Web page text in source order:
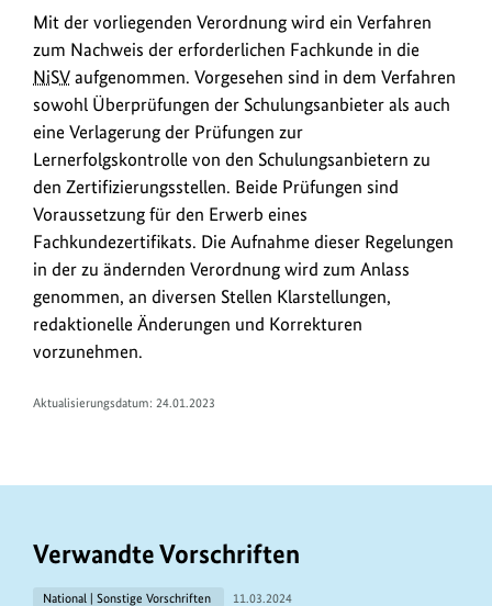
Mit der vorliegenden Verordnung wird ein Verfahren
zum Nachweis der erforderlichen Fachkunde in die
NiSV aufgenommen. Vorgesehen sind in dem Verfahren
sowohl Überprüfungen der Schulungsanbieter als auch
eine Verlagerung der Prüfungen zur
Lernerfolgskontrolle von den Schulungsanbietern zu
den Zertifizierungsstellen. Beide Prüfungen sind
Voraussetzung für den Erwerb eines
Fachkundezertifikats. Die Aufnahme dieser Regelungen
in der zu ändernden Verordnung wird zum Anlass
genommen, an diversen Stellen Klarstellungen,
redaktionelle Änderungen und Korrekturen
vorzunehmen.
Aktualisierungsdatum: 24.01.2023
Verwandte Vorschriften
National | Sonstige Vorschriften 11.03.2024